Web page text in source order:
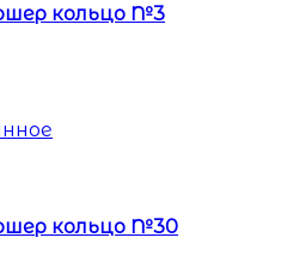
кольцо №3
кольцо №30